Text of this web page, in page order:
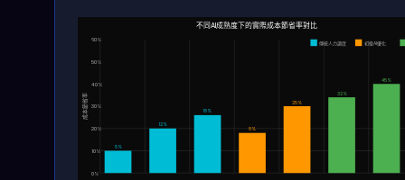
0%
10%
20%
30%
40%
50%
60%
5%
12%
18%
8%
25%
32%
45%
不同AI成熟度下的實際成本節省率對比
成本節省率
傳統人力調度 初級AI優化